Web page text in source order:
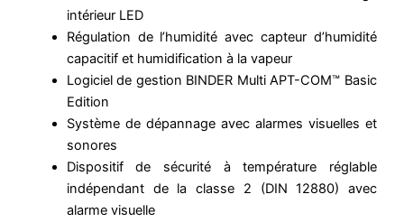
intérieur LED
Régulation de l’humidité avec capteur d’humidité
capacitif et humidification à la vapeur
Logiciel de gestion BINDER Multi APT-COM™ Basic
Edition
Système de dépannage avec alarmes visuelles et
sonores
Dispositif de sécurité à température réglable
indépendant de la classe 2 (DIN 12880) avec
alarme visuelle